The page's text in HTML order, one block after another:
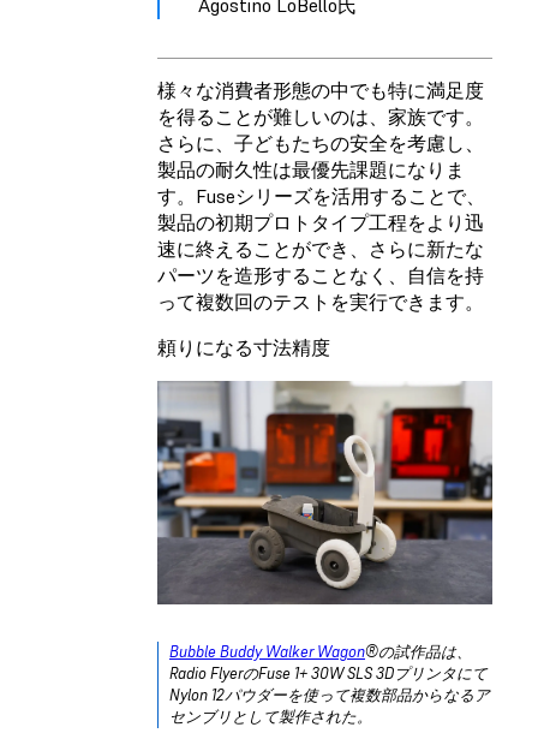
Agostino LoBello氏
様々な消費者形態の中でも特に満足度
を得ることが難しいのは、家族です。
さらに、子どもたちの安全を考慮し、
製品の耐久性は最優先課題になりま
す。Fuseシリーズを活用することで、
製品の初期プロトタイプ工程をより迅
速に終えることができ、さらに新たな
パーツを造形することなく、自信を持
って複数回のテストを実行できます。
頼りになる寸法精度
Bubble Buddy Walker Wagon®の試作品は、
Radio FlyerのFuse 1+ 30W SLS 3Dプリンタにて
Nylon 12パウダーを使って複数部品からなるア
センブリとして製作された。